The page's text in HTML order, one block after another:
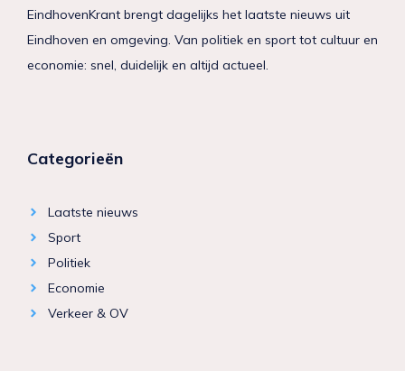
EindhovenKrant brengt dagelijks het laatste nieuws uit
Eindhoven en omgeving. Van politiek en sport tot cultuur en
economie: snel, duidelijk en altijd actueel.
Categorieën
Laatste nieuws
Sport
Politiek
Economie
Verkeer & OV